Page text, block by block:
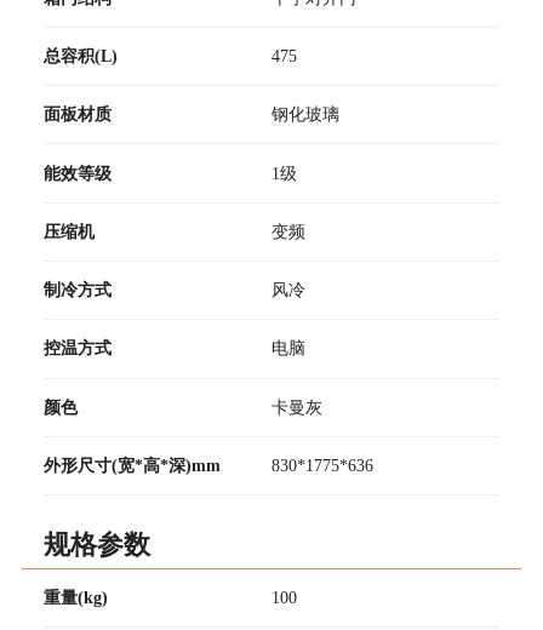
总容积(L) 475
面板材质 钢化玻璃
能效等级 1级
压缩机 变频
制冷方式 风冷
控温方式 电脑
颜色 卡曼灰
外形尺寸(宽*高*深)mm 830*1775*636
规格参数
重量(kg) 100